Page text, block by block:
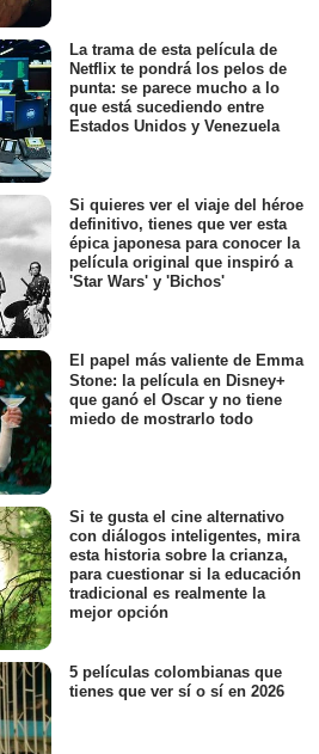
La trama de esta película de
Netflix te pondrá los pelos de
punta: se parece mucho a lo
que está sucediendo entre
Estados Unidos y Venezuela
Si quieres ver el viaje del héroe
definitivo, tienes que ver esta
épica japonesa para conocer la
película original que inspiró a
'Star Wars' y 'Bichos'
El papel más valiente de Emma
Stone: la película en Disney+
que ganó el Oscar y no tiene
miedo de mostrarlo todo
Si te gusta el cine alternativo
con diálogos inteligentes, mira
esta historia sobre la crianza,
para cuestionar si la educación
tradicional es realmente la
mejor opción
5 películas colombianas que
tienes que ver sí o sí en 2026